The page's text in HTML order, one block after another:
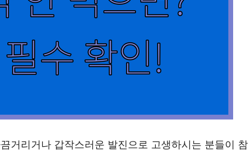
거리거나 갑작스러운 발진으로 고생하시는 분들이